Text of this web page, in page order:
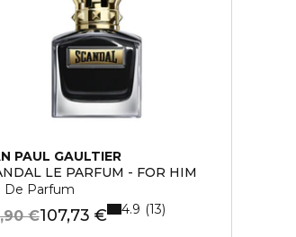
PAUL GAULTIER
LE PARFUM - FOR HIM
De Parfum
107,73 €
€ 4.9 13